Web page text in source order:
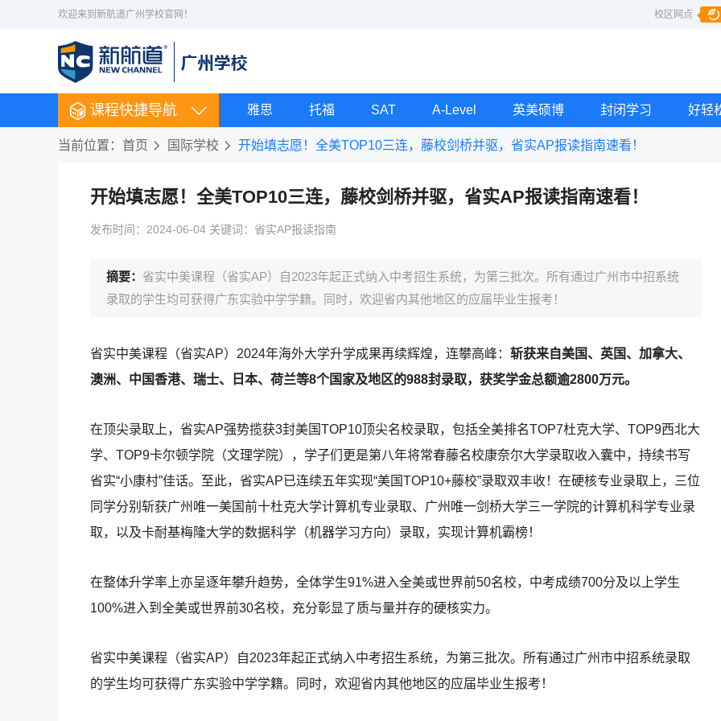
欢迎来到新航道广州学校官网！ 校区网点
课程快捷导航 雅思 托福 SAT A-Level 英美硕博 封闭学习 好轻
当前位置： 首页 国际学校 开始填志愿！全美TOP10三连，藤校剑桥并驱，省实AP报读指南速看！
开始填志愿！全美TOP10三连，藤校剑桥并驱，省实AP报读指南速看！
发布时间：2024-06-04 关键词：省实AP报读指南
摘要： 省实中美课程（省实AP）自2023年起正式纳入中考招生系统，为第三批次。所有通过广州市中招系统
录取的学生均可获得广东实验中学学籍。同时，欢迎省内其他地区的应届毕业生报考！
省实中美课程（省实AP）2024年海外大学升学成果再续辉煌，连攀高峰： 斩获来自美国、英国、加拿大、
澳洲、中国香港、瑞士、日本、荷兰等8个国家及地区的988封录取，获奖学金总额逾2800万元。
在顶尖录取上，省实AP强势揽获3封美国TOP10顶尖名校录取，包括全美排名TOP7杜克大学、TOP9西北大
学、TOP9卡尔顿学院（文理学院），学子们更是第八年将常春藤名校康奈尔大学录取收入囊中，持续书写
省实“小康村”佳话。至此，省实AP已连续五年实现“美国TOP10+藤校”录取双丰收！在硬核专业录取上，三位
同学分别斩获广州唯一美国前十杜克大学计算机专业录取、广州唯一剑桥大学三一学院的计算机科学专业录
取，以及卡耐基梅隆大学的数据科学（机器学习方向）录取，实现计算机霸榜！
在整体升学率上亦呈逐年攀升趋势，全体学生91%进入全美或世界前50名校，中考成绩700分及以上学生
100%进入到全美或世界前30名校，充分彰显了质与量并存的硬核实力。
省实中美课程（省实AP）自2023年起正式纳入中考招生系统，为第三批次。所有通过广州市中招系统录取
的学生均可获得广东实验中学学籍。同时，欢迎省内其他地区的应届毕业生报考！